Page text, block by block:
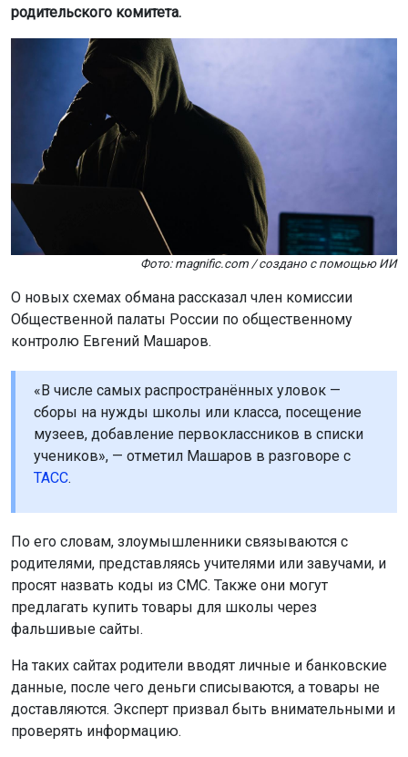
родительского комитета.
Фото: magnific.com / создано с помощью ИИ
О новых схемах обмана рассказал член комиссии
Общественной палаты России по общественному
контролю Евгений Машаров.
«В числе самых распространённых уловок —
сборы на нужды школы или класса, посещение
музеев, добавление первоклассников в списки
учеников», — отметил Машаров в разговоре с
ТАСС.
По его словам, злоумышленники связываются с
родителями, представляясь учителями или завучами, и
просят назвать коды из СМС. Также они могут
предлагать купить товары для школы через
фальшивые сайты.
На таких сайтах родители вводят личные и банковские
данные, после чего деньги списываются, а товары не
доставляются. Эксперт призвал быть внимательными и
проверять информацию.